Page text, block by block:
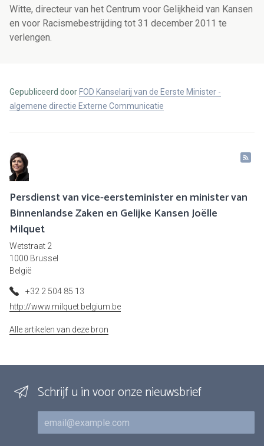
Witte, directeur van het Centrum voor Gelijkheid van Kansen
en voor Racismebestrijding tot 31 december 2011 te
verlengen.
Gepubliceerd door FOD Kanselarij van de Eerste Minister -
algemene directie Externe Communicatie
Persdienst van vice-eersteminister en minister van
Binnenlandse Zaken en Gelijke Kansen Joëlle
Milquet
Wetstraat 2
1000 Brussel
België
+32 2 504 85 13
http://www.milquet.belgium.be
Alle artikelen van deze bron
Schrijf u in voor onze nieuwsbrief
E-mail